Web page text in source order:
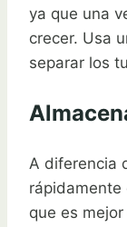
ya que una
crecer. Usa
separar los
A diferencia
rápidamente
que es